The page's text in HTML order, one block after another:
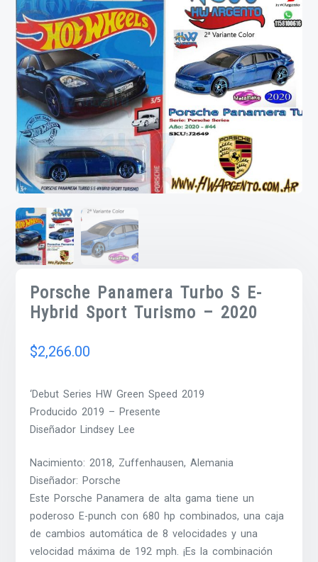
Porsche Panamera Turbo S E-
Hybrid Sport Turismo – 2020
$2,266.00
‘Debut Series HW Green Speed 2019
Producido 2019 – Presente
Diseñador Lindsey Lee
Nacimiento: 2018, Zuffenhausen, Alemania
Diseñador: Porsche
Este Porsche Panamera de alta gama tiene un
poderoso E-punch con 680 hp combinados, una caja
de cambios automática de 8 velocidades y una
velocidad máxima de 192 mph. ¡Es la combinación